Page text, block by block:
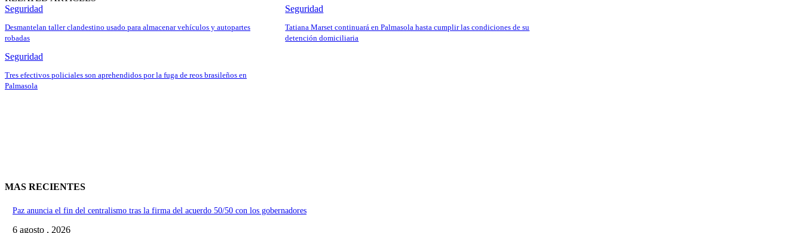
Seguridad
Desmantelan taller clandestino usado para almacenar vehículos y autopartes
robadas
Seguridad
Tatiana Marset continuará en Palmasola hasta cumplir las condiciones de su
detención domiciliaria
Seguridad
Tres efectivos policiales son aprehendidos por la fuga de reos brasileños en
Palmasola
MAS RECIENTES
Paz anuncia el fin del centralismo tras la firma del acuerdo 50/50 con los gobernadores
6 agosto , 2026